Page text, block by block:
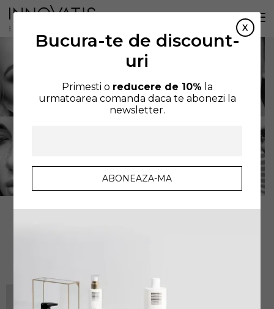
Bucura-te de discount-
uri
Primesti o reducere de 10% la
urmatoarea comanda daca te abonezi la
newsletter.